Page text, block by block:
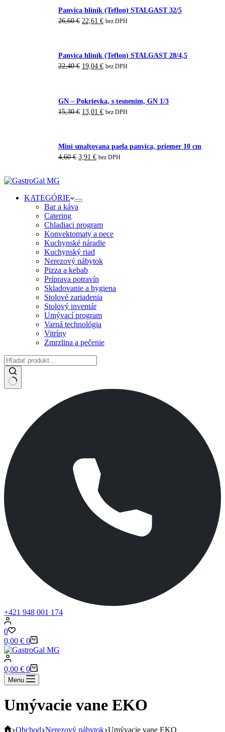
Panvica hliník (Teflon) STALGAST 32/5
26,60€ 22,61 € bez DPH
Panvica hliník (Teflon) STALGAST 28/4,5
22,40€ 19,04 € bez DPH
GN – Pokrievka, s tesnením, GN 1/3
15,30€ 13,01 € bez DPH
Mini smaltovana paela panvica, priemer 10 cm
4,60€ 3,91 € bez DPH
KATEGÓRIE
Bar a káva
Catering
Chladiaci program
Konvektomaty a pece
Kuchynské náradie
Kuchynský riad
Nerezový nábytok
Pizza a kebab
Príprava potravín
Skladovanie a hygiena
Stolové zariadenia
Stolový inventár
Umývací program
Varná technológia
Vitríny
Zmrzlina a pečenie
+421 948 001 174
0
0,00 € 0
0,00 € 0
Menu
Umývacie vane EKO
Obchod Nerezový nábytok Umývacie vane EKO